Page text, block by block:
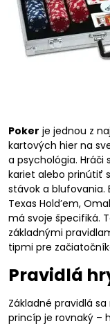
Poker je jednou z
kartových hier na
a psychológia. Hráči
kariet alebo prinútiť
stávok a blufovania.
Texas Hold’em,
má svoje špecifiká.
základnými
tipmi pre
Pravidlá
Základné pravidlá
princíp je rovnaký –